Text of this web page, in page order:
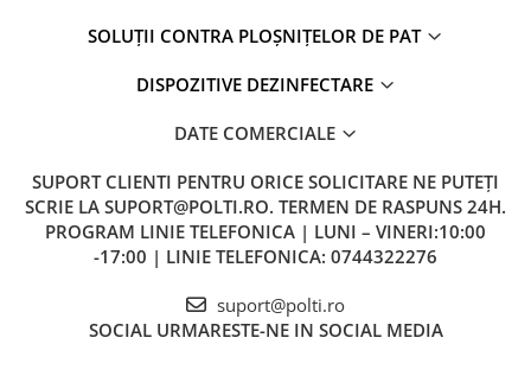
SOLUȚII CONTRA PLOȘNIȚELOR DE PAT
DISPOZITIVE DEZINFECTARE
DATE COMERCIALE
SUPORT CLIENTI PENTRU ORICE SOLICITARE NE PUTEȚI
SCRIE LA SUPORT@POLTI.RO. TERMEN DE RASPUNS 24H.
PROGRAM LINIE TELEFONICA | LUNI – VINERI:10:00
-17:00 | LINIE TELEFONICA: 0744322276
suport@polti.ro
SOCIAL URMARESTE-NE IN SOCIAL MEDIA